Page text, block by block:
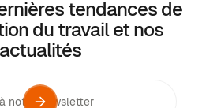
tendances de
du travail et nos
actualités